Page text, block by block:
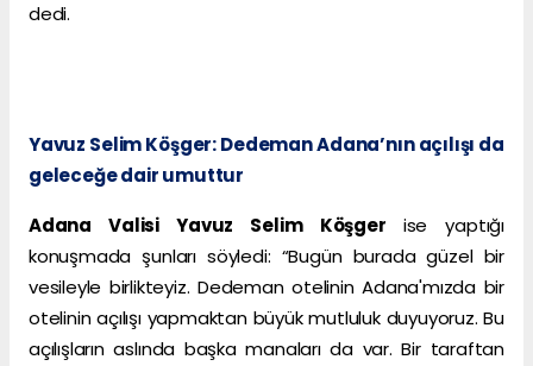
dedi.
Yavuz Selim Köşger: Dedeman Adana’nın açılışı da
geleceğe dair umuttur
Adana Valisi Yavuz Selim Köşger ise yaptığı
konuşmada şunları söyledi: “Bugün burada güzel bir
vesileyle birlikteyiz. Dedeman otelinin Adana'mızda bir
otelinin açılışı yapmaktan büyük mutluluk duyuyoruz. Bu
açılışların aslında başka manaları da var. Bir taraftan